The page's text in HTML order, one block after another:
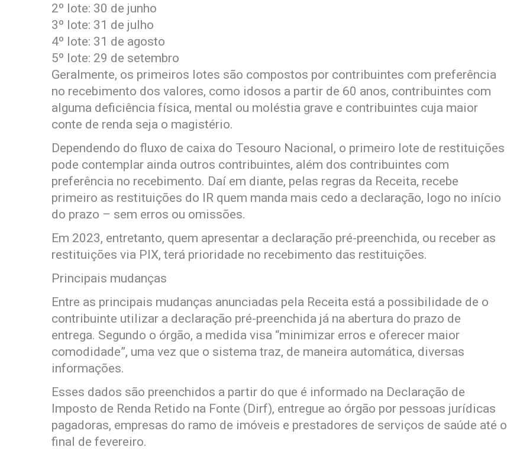
2º lote: 30 de junho
3º lote: 31 de julho
4º lote: 31 de agosto
5º lote: 29 de setembro
Geralmente, os primeiros lotes são compostos por contribuintes com preferência
no recebimento dos valores, como idosos a partir de 60 anos, contribuintes com
alguma deficiência física, mental ou moléstia grave e contribuintes cuja maior
conte de renda seja o magistério.
Dependendo do fluxo de caixa do Tesouro Nacional, o primeiro lote de restituições
pode contemplar ainda outros contribuintes, além dos contribuintes com
preferência no recebimento. Daí em diante, pelas regras da Receita, recebe
primeiro as restituições do IR quem manda mais cedo a declaração, logo no início
do prazo – sem erros ou omissões.
Em 2023, entretanto, quem apresentar a declaração pré-preenchida, ou receber as
restituições via PIX, terá prioridade no recebimento das restituições.
Principais mudanças
Entre as principais mudanças anunciadas pela Receita está a possibilidade de o
contribuinte utilizar a declaração pré-preenchida já na abertura do prazo de
entrega. Segundo o órgão, a medida visa “minimizar erros e oferecer maior
comodidade”, uma vez que o sistema traz, de maneira automática, diversas
informações.
Esses dados são preenchidos a partir do que é informado na Declaração de
Imposto de Renda Retido na Fonte (Dirf), entregue ao órgão por pessoas jurídicas
pagadoras, empresas do ramo de imóveis e prestadores de serviços de saúde até o
final de fevereiro.